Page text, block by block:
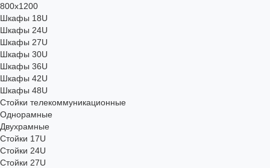
800х1200
Шкафы 18U
Шкафы 24U
Шкафы 27U
Шкафы 30U
Шкафы 36U
Шкафы 42U
Шкафы 48U
Стойки телекоммуникационные
Однорамные
Двухрамные
Стойки 17U
Стойки 24U
Стойки 27U